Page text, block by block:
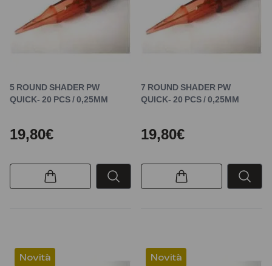
5 ROUND SHADER PW
QUICK- 20 PCS / 0,25MM
19,80€
7 ROUND SHADER PW
QUICK- 20 PCS / 0,25MM
19,80€
Novità Novità